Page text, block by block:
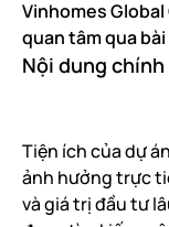
Vinhomes
quan tâm qua
Nội dung chính
Tiện ích của dự
ảnh hưởng trực
và giá trị đầu tư